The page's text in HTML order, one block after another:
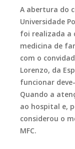
A abertura do
Universidade
foi realizada a
medicina de
com o
Lorenzo, da
funcionar
Quando a
ao hospital e,
considerou o
MFC.